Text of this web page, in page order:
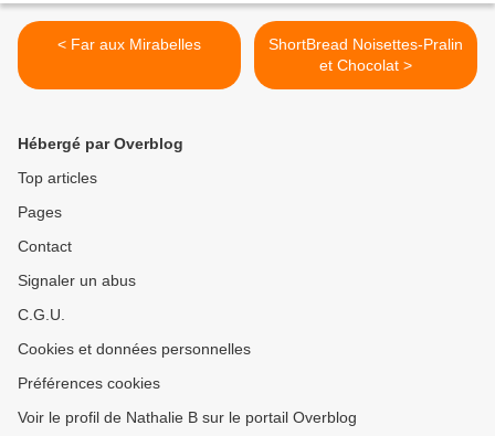
< Far aux Mirabelles
ShortBread Noisettes-Pralin
et Chocolat >
Hébergé par Overblog
Top articles
Pages
Contact
Signaler un abus
C.G.U.
Cookies et données personnelles
Préférences cookies
Voir le profil de Nathalie B sur le portail Overblog